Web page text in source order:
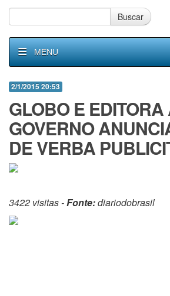
Buscar
MENU
2/1/2015 20:53
GLOBO E
GOVERNO
DE VERBA
3422 visitas -Fonte:diariodobrasil